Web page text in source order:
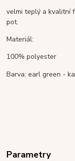
velmi teplý a kvalitní
pot.
Materiál:
100% polyester
Barva: earl green -
Parametry